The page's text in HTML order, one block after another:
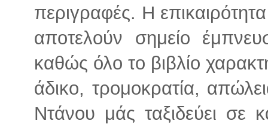
περιγραφές. Η
αποτελούν σημείο
καθώς όλο το βιβλίο
άδικο, τρομοκρατία,
Ντάνου μάς ταξιδεύει σε